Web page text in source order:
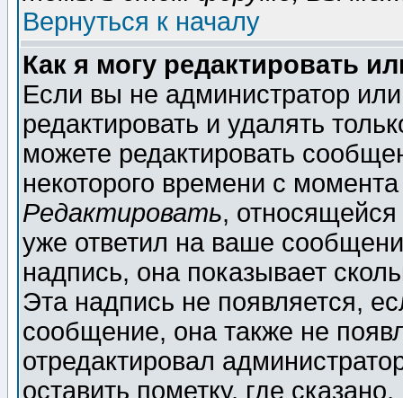
Вернуться к началу
Как я могу редактировать
Если вы не администратор
редактировать и удалять
можете редактировать
некоторого времени с
Редактировать,
уже ответил на ваше
надпись, она показывает
Эта надпись не появляется,
сообщение, она также не
отредактировал
оставить пометку, где